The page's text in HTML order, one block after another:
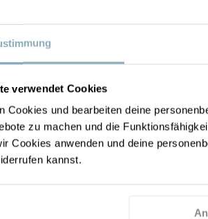
verwendet Cookies
Cookies und bearbeiten deine
zu machen und die
Cookies anwenden und deine
kannst.
SWEATSHIRT-OVERALL
Weiche Sweatshirtqualität, innen angeraut
Größe:56-80